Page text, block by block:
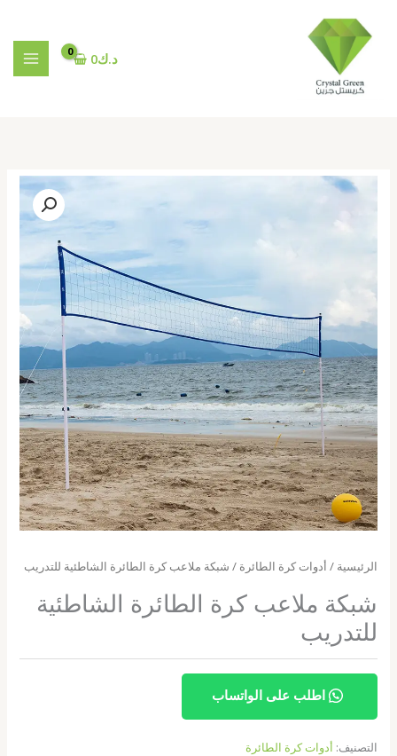
المحتوى
د.ك0
الرئيسية / أدوات كرة الطائرة / شبكة ملاعب كرة الطائرة الشاطئية للتدريب
شبكة ملاعب كرة الطائرة الشاطئية
للتدريب
اطلب على الواتساب
التصنيف: أدوات كرة الطائرة